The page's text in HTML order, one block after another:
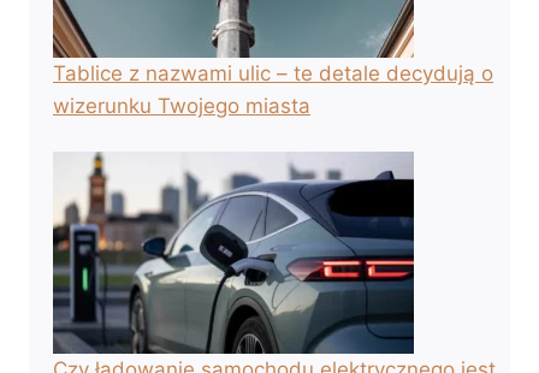
Tablice z nazwami ulic – te detale decydują o
wizerunku Twojego miasta